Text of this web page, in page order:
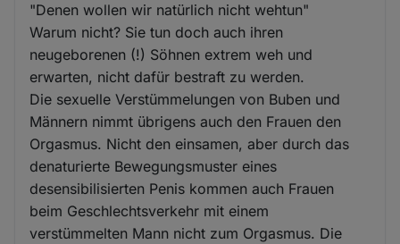
"Denen wollen wir natürlich nicht wehtun"
Warum nicht? Sie tun doch auch ihren
neugeborenen (!) Söhnen extrem weh und
erwarten, nicht dafür bestraft zu werden.
Die sexuelle Verstümmelungen von Buben und
Männern nimmt übrigens auch den Frauen den
Orgasmus. Nicht den einsamen, aber durch das
denaturierte Bewegungsmuster eines
desensibilisierten Penis kommen auch Frauen
beim Geschlechtsverkehr mit einem
verstümmelten Mann nicht zum Orgasmus. Die